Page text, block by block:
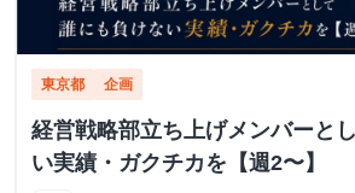
東京都 企画
経営戦略部立ち上げメンバーと
い実績・ガクチカを【週2〜】